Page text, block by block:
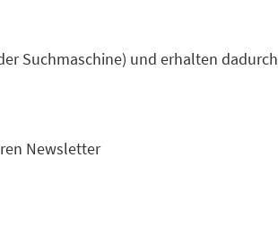
Suchmaschine) und erhalten dadurch
Newsletter